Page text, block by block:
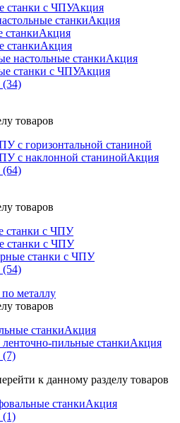
станки с ЧПУАкция
станкиАкция
станкиАкция
станкиАкция
настольные станкиАкция
станки с ЧПУАкция
(34)
с горизонтальной станиной
с наклонной станинойАкция
(64)
станки с ЧПУ
станки с ЧПУ
станки с ЧПУ
(54)
металлу
станкиАкция
пильные станкиАкция
(7)
станкиАкция
(1)